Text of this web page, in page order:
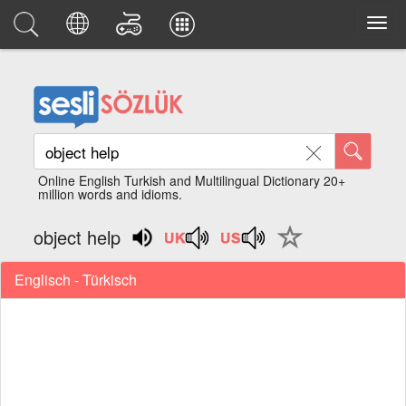
Online English Turkish and Multilingual Dictionary 20+
million words and idioms.
object help
Englisch - Türkisch